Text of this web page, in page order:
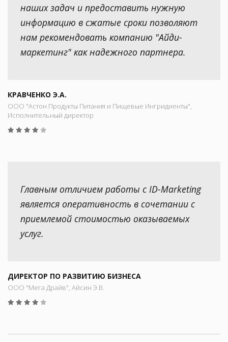
наших задач и предоставить нужную
информацию в сжатые сроки позволяют
нам рекомендовать компанию "Айди-
маркетинг" как надежного партнера.
КРАВЧЕНКО Э.А.
ООО "Астон Продукты Питания и Пищевые Ингридиенты",
Исполнительный директор
Главным отличием работы с ID-Marketing
является оперативность в сочетании с
приемлемой стоимостью оказываемых
услуг.
ДИРЕКТОР ПО РАЗВИТИЮ БИЗНЕСА
ООО "Мега Драйв", Айсин Э.В.